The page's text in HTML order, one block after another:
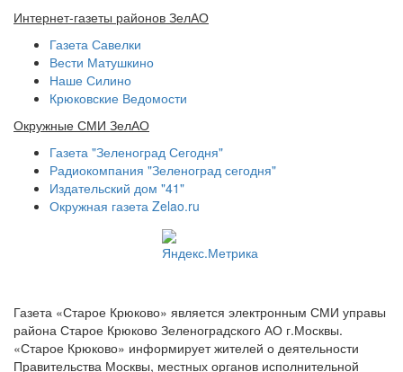
Интернет-газеты районов ЗелАО
Газета Савелки
Вести Матушкино
Наше Силино
Крюковские Ведомости
Окружные СМИ ЗелАО
Газета "Зеленоград Сегодня"
Радиокомпания "Зеленоград сегодня"
Издательский дом "41"
Окружная газета Zelao.ru
Газета «Старое Крюково» является электронным СМИ управы
района Старое Крюково Зеленоградского АО г.Москвы.
«Старое Крюково» информирует жителей о деятельности
Правительства Москвы, местных органов исполнительной